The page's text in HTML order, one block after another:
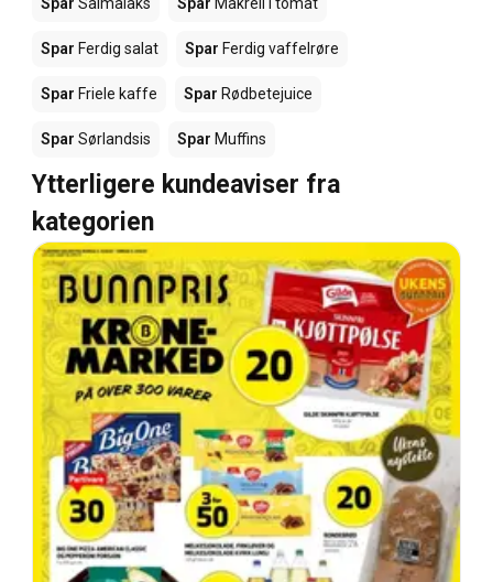
Spar Salmalaks Spar Makrell i tomat
Spar Ferdig salat Spar Ferdig vaffelrøre
Spar Friele kaffe Spar Rødbetejuice
Spar Sørlandsis Spar Muffins
Ytterligere kundeaviser fra
kategorien